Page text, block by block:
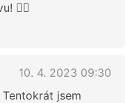
👍🏻
10. 4. 2023 09:30
Tentokrát jsem